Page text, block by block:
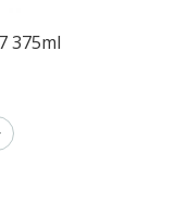
375ml